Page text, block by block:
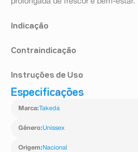
prolongada de frescor e bem-estar.
Indicação
completa e segura da região
região intima, higienizando o
tratamento e recuperação.
Contraindicação
fórmula.
Instruções de Uso
Aplicar uma pequena quantidade
e enxaguando em seguida com
Especificações
Marca: Takeda
Gênero:Unissex
Origem: Nacional